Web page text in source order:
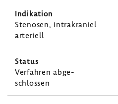
Stenosen, intra­kra­niel
arte­riell
Verfahren abge­
schlossen